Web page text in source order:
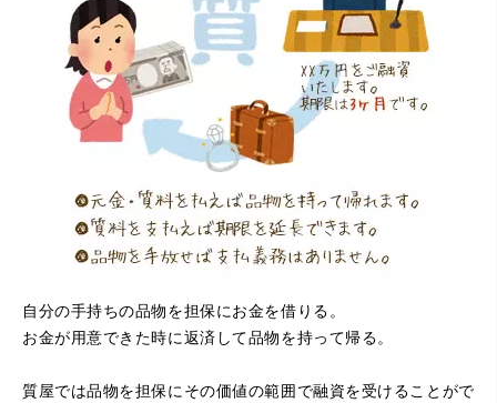
自分の手持ちの品物を担保にお金を借りる。
お金が用意できた時に返済して品物を持って帰る。
質屋では品物を担保にその価値の範囲で融資を受けることがで